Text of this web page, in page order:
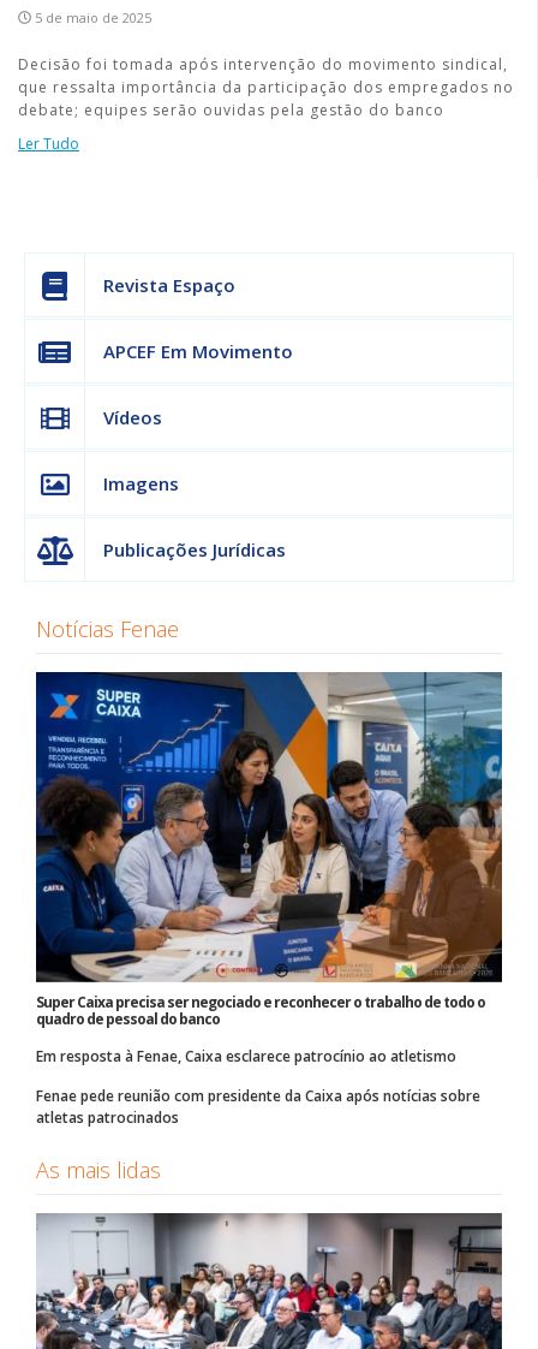
5 de maio de 2025
Decisão foi tomada após intervenção do movimento sindical,
que ressalta importância da participação dos empregados no
debate; equipes serão ouvidas pela gestão do banco
Ler Tudo
Revista Espaço
APCEF Em Movimento
Vídeos
Imagens
Publicações Jurídicas
Notícias Fenae
Super Caixa precisa ser negociado e reconhecer o trabalho de todo o
quadro de pessoal do banco
Em resposta à Fenae, Caixa esclarece patrocínio ao atletismo
Fenae pede reunião com presidente da Caixa após notícias sobre
atletas patrocinados
As mais lidas